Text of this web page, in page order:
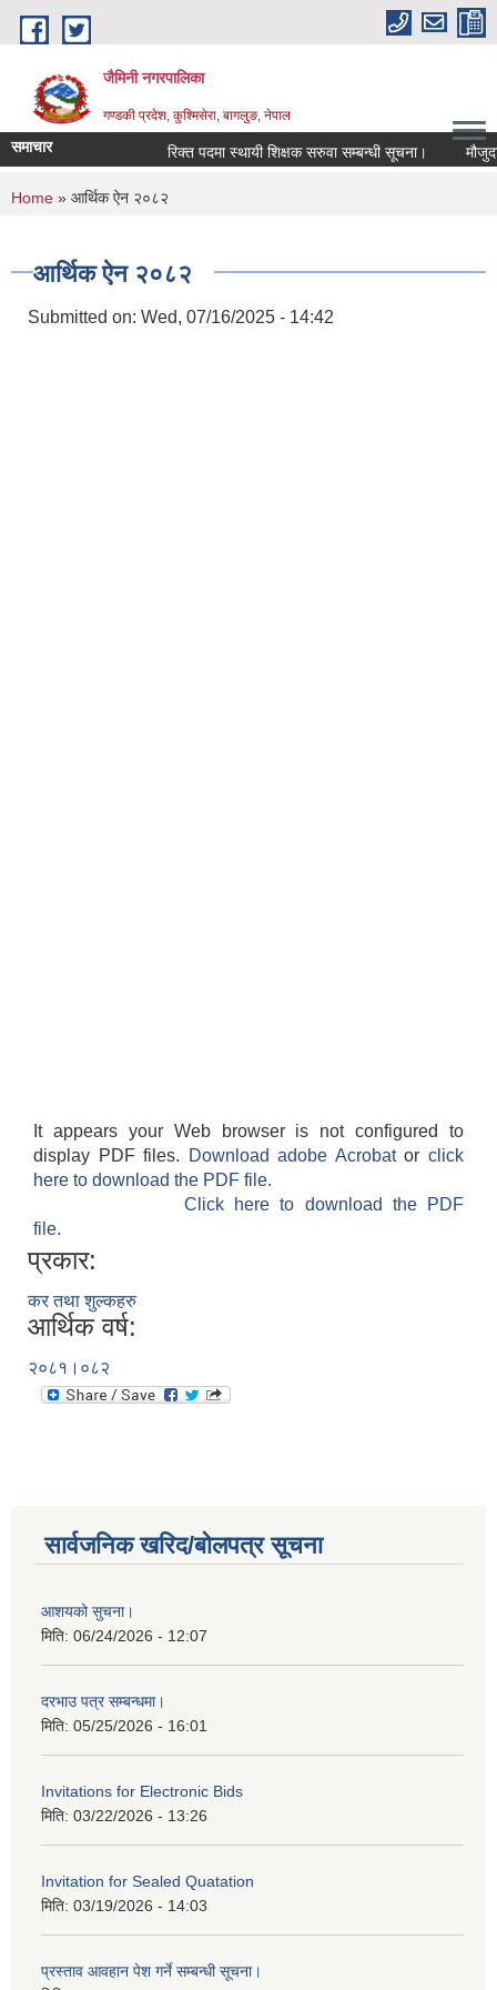
Skip to main content
जैमिनी नगरपालिका
गण्डकी प्रदेश, कुश्मिसेरा, बागलुङ, नेपाल
समाचार रिक्त पदमा स्थायी शिक्षक सरुवा सम्बन्धी सूचना। मौजुदा
You are here
Home » आर्थिक ऐन २०८२
आर्थिक ऐन २०८२
Submitted on: Wed, 07/16/2025 - 14:42
It appears your Web browser is not configured to
display PDF files.
Download adobe Acrobatorclick
here to download the PDF file.
Click here to download the PDF
file.
प्रकार:
कर तथा शुल्कहरु
आर्थिक वर्ष:
२०८१।०८२
सार्वजनिक खरिद/बोलपत्र सूचना
आशयको सुचना।
मिति: 06/24/2026 - 12:07
दरभाउ पत्र सम्बन्धमा।
मिति: 05/25/2026 - 16:01
Invitations for Electronic Bids
मिति: 03/22/2026 - 13:26
Invitation for Sealed Quatation
मिति: 03/19/2026 - 14:03
प्रस्ताव आवहान पेश गर्ने सम्बन्धी सूचना।